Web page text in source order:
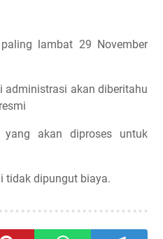
paling lambat 29 November
administrasi akan diberitahu
akan diproses untuk
tidak dipungut biaya.